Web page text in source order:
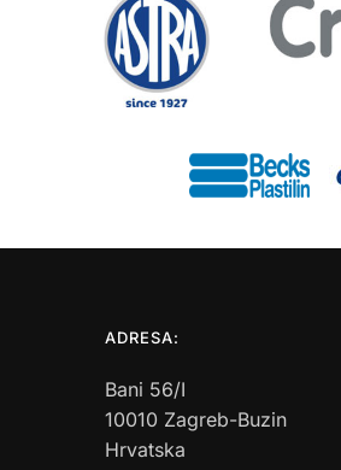
ADRESA:
Bani 56/I
10010 Zagreb-Buzin
Hrvatska